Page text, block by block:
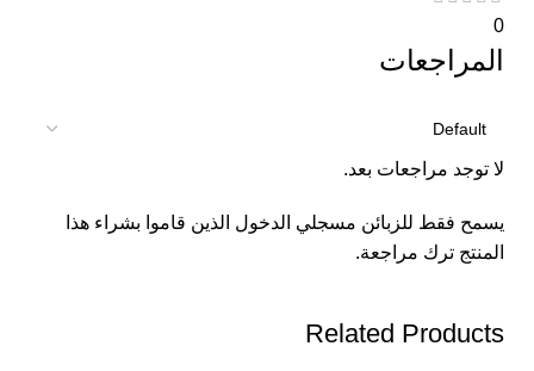
0
المراجعات
لا توجد مراجعات بعد.
يسمح فقط للزبائن مسجلي الدخول الذين قاموا بشراء هذا
المنتج ترك مراجعة.
Related Products